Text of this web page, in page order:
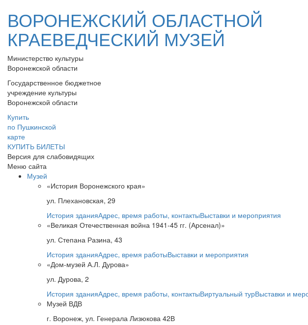
ВОРОНЕЖСКИЙ ОБЛАСТНОЙ
КРАЕВЕДЧЕСКИЙ МУЗЕЙ
Министерство культуры
Воронежской области
Государственное бюджетное
учреждение культуры
Воронежской области
Купить
по Пушкинской
карте
КУПИТЬ БИЛЕТЫ
Версия для слабовидящих
Меню сайта
Музей
«История Воронежского края»
ул. Плехановская, 29
История зданияАдрес, время работы, контактыВыставки и мероприятия
«Великая Отечественная война 1941-45 гг. (Арсенал)»
ул. Степана Разина, 43
История зданияАдрес, время работыВыставки и мероприятия
«Дом-музей А.Л. Дурова»
ул. Дурова, 2
История зданияАдрес, время работы, контактыВиртуальный турВыставки и
Музей ВДВ
г. Воронеж, ул. Генерала Лизюкова 42В